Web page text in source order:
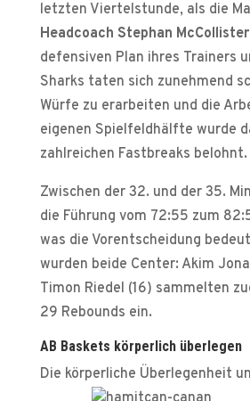
letzten Viertelstunde, als die
Headcoach Stephan McCollister
defensiven Plan ihres Trainers
Sharks taten sich zunehmend
Würfe zu erarbeiten und die
eigenen Spielfeldhälfte wurde
zahlreichen Fastbreaks belohnt.
Zwischen der 32. und der 35.
die Führung vom 72:55 zum
was die Vorentscheidung
wurden beide Center: Akim
Timon Riedel (16) sammelten
29 Rebounds ein.
AB Baskets körperlich überlegen
Die körperliche Überlegenheit